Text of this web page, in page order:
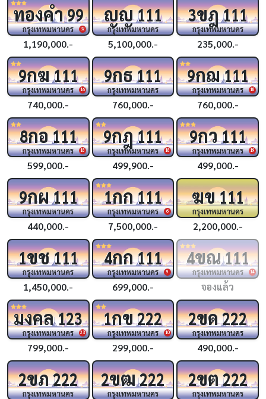
32
ทองคำ99
กรุงเทพมหานคร
1,190,000.-
ญญ111
กรุงเทพมหานคร
5,100,000.-
3ขฎ111
กรุงเทพมหานคร
235,000.-
16
9กฆ111
กรุงเทพมหานคร
740,000.-
9กธ111
กรุงเทพมหานคร
760,000.-
18
9กฌ111
กรุงเทพมหานคร
760,000.-
18
8กอ111
กรุงเทพมหานคร
599,000.-
18
9กฎ111
กรุงเทพมหานคร
499,900.-
19
9กว111
กรุงเทพมหานคร
499,000.-
9กผ111
กรุงเทพมหานคร
440,000.-
6
1กก111
กรุงเทพมหานคร
7,500,000.-
ฆข111
กรุงเทพมหานคร
2,200,000.-
1ขช111
กรุงเทพมหานคร
1,450,000.-
9
4กก111
กรุงเทพมหานคร
699,000.-
14
4ขณ111
กรุงเทพมหานคร
จองแล้ว
23
มงคล123
กรุงเทพมหานคร
799,000.-
10
1กข222
กรุงเทพมหานคร
299,000.-
2ขด222
กรุงเทพมหานคร
490,000.-
2ขภ222
กรุงเทพมหานคร
2ขฒ222
กรุงเทพมหานคร
2ขต222
กรุงเทพมหานคร